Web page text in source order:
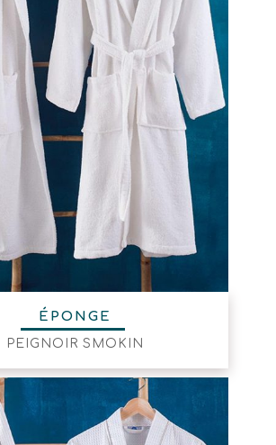
ÉPONGE
PEIGNOIR SMOKIN